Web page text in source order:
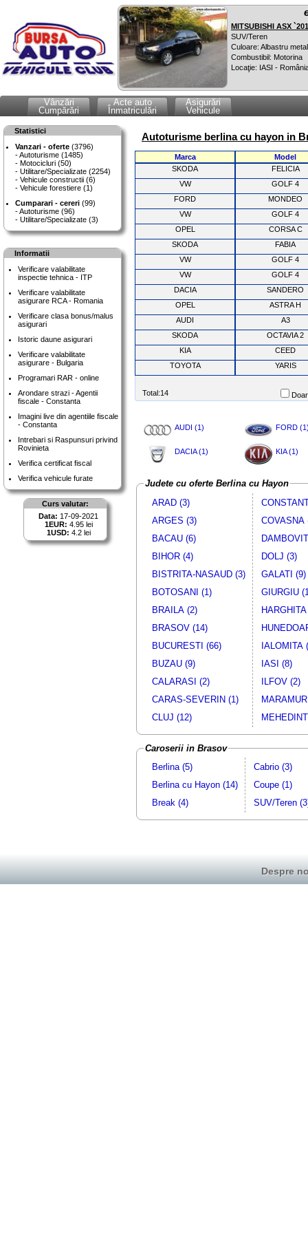
MITSUBISHI ASX
SUV/Teren
Culoare: Albastru
Combustibil: Motorina
Locaţie: IASI -
Vânzări
Cumpărări
Acte auto
Înmatriculări
Asigurări
Vehicule
Statistici
Vanzari - oferte (3796)
Autoturisme (1485)
Motocicluri (50)
Utilitare/Specializate (2254)
Vehicule constructii (6)
Vehicule forestiere (1)
Cumparari - cereri (99)
Autoturisme (96)
Utilitare/Specializate (3)
Informatii
Verificare valabilitate
inspectie tehnica - ITP
Verificare valabilitate
asigurare RCA - Romania
Verificare clasa bonus/malus
asigurari
Istoric daune asigurari
Verificare valabilitate
asigurare - Bulgaria
Programari RAR - online
Arondare strazi - Agentii
fiscale - Constanta
Imagini live din agentiile fiscale
- Constanta
Intrebari si Raspunsuri privind
Rovinieta
Verifica certificat fiscal
Verifica vehicule furate
Curs valutar:
Data: 17-09-2021
1EUR: 4.95 lei
1USD: 4.2 lei
Autoturisme berlina cu hayon in
Marca
Model
SKODA
FELICIA
VW
GOLF 4
FORD
MONDEO
VW
GOLF 4
OPEL
CORSA C
SKODA
FABIA
VW
GOLF 4
VW
GOLF 4
DACIA
SANDERO
OPEL
ASTRA H
AUDI
A3
SKODA
OCTAVIA 2
KIA
CEED
TOYOTA
YARIS
Total:14
AUDI (1)
DACIA (1)
FORD
KIA (1)
Judete cu oferte Berlina cu Hayon
ARAD (3)
ARGES (3)
BACAU (6)
BIHOR (4)
BISTRITA-NASAUD (3)
BOTOSANI (1)
BRAILA (2)
BRASOV (14)
BUCURESTI (66)
BUZAU (9)
CALARASI (2)
CARAS-SEVERIN (1)
CLUJ (12)
COVASNA
DOLJ (3)
GALATI (9)
GIURGIU
IALOMITA
IASI (8)
ILFOV (2)
Caroserii in Brasov
Berlina (5)
Berlina cu Hayon (14)
Break (4)
Cabrio (3)
Coupe (1)
SUV/Teren
Despre